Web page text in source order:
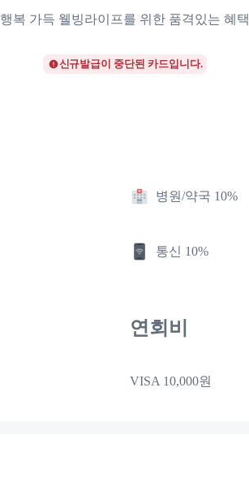
행복 가득 웰빙라이프를 위한 품격있는 혜택
신규발급이 중단된 카드입니다.
병원/약국 10%
통신 10%
연회비
VISA 10,000원